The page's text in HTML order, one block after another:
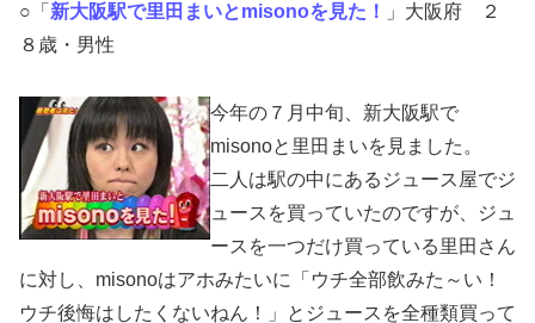
○「 新大阪駅で里田まいとmisonoを見た！
」大阪府 ２
８歳・男性
今年の７月中旬、新大阪駅で
misonoと里田まいを見ました。
二人は駅の中にあるジュース屋でジ
ュースを買っていたのですが、ジュ
ースを一つだけ買っている里田さん
に対し、misonoはアホみたいに「ウチ全部飲みた～い！
ウチ後悔はしたくないねん！」とジュースを全種類買って